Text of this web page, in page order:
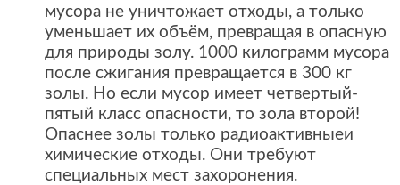
мусора не уничтожает отходы, а только
уменьшает их объём, превращая в опасную
для природы золу. 1000 килограмм мусора
после сжигания превращается в 300 кг
золы. Но если мусор имеет четвертый-
пятый класс опасности, то зола второй!
Опаснее золы только радиоактивныеи
химические отходы. Они требуют
специальных мест захоронения.